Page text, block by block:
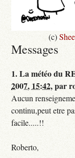
(c)
Messages
1.La météo du
2007, 15:42,par
Aucun
continu,peut etre
facile.....!!
Roberto,